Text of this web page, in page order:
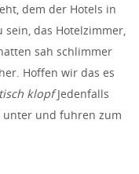
dem der Hotels in
das Hotelzimmer,
sah schlimmer
Hoffen wir das es
klopfJedenfalls
und fuhren zum